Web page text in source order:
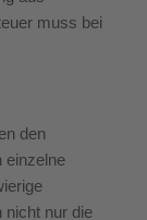
muss bei
den
einzelne
nicht nur die